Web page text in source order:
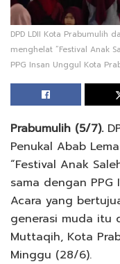
DPD LDII Kota Prabumulih
menghelat “Festival Anak
PPG Insan Unggul Kota
Prabumulih (5/7).
Penukal Abab
“Festival Anak
sama dengan PPG
Acara yang
generasi muda itu
Muttaqih, Kota
Minggu (28/6).